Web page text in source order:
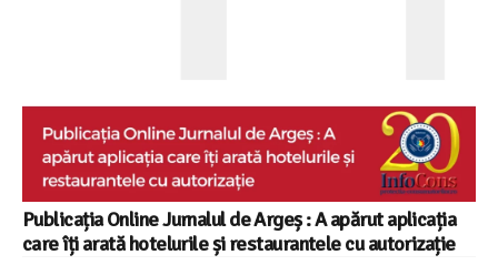
Publicația Online Jurnalul de Argeș : A apărut aplicația
care îți arată hotelurile și restaurantele cu autorizație